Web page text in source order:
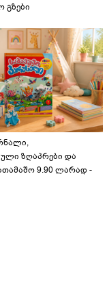
გზები
ზღაპრები და
9.90 ლარად -